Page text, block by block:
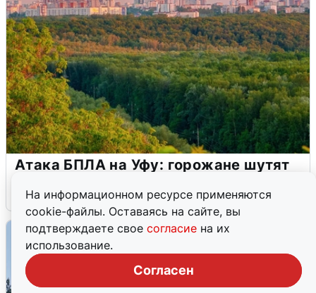
На информационном ресурсе применяются
cookie-файлы. Оставаясь на сайте, вы
подтверждаете свое согласие на их
использование.
Согласен
Атака БПЛА на Уфу: горожане шутят
5 августа 0